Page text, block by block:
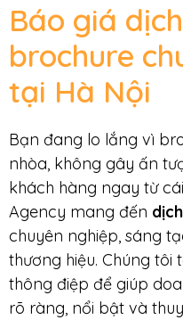
Báo giá
brochure
tại Hà Nội
Bạn đang lo lắng vì
nhòa, không gây ấn
khách hàng ngay từ
Agency mang đến
chuyên nghiệp, sáng
thương hiệu. Chúng tôi
thông điệp để giúp
rõ ràng, nổi bật và